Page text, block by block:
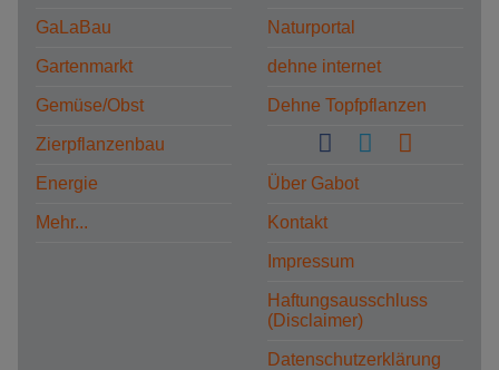
GaLaBau
Gartenmarkt
Gemüse/Obst
Zierpflanzenbau
Energie
Mehr...
Naturportal
dehne internet
Dehne Topfpflanzen
Über Gabot
Kontakt
Impressum
Haftungsausschluss
(Disclaimer)
Datenschutzerklärung